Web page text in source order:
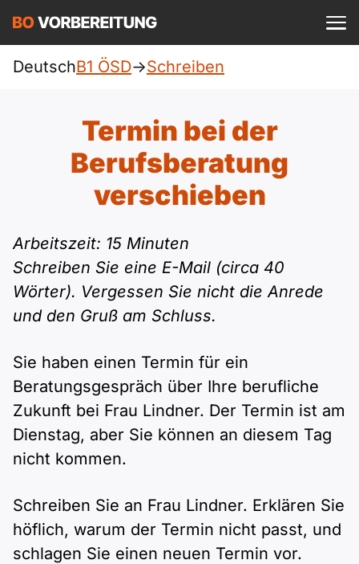
ÖSD
Allgemein
telc
Goethe
Pflege (telc)
Ukrainisch
Russisch
Polnisch
A1 Allgemein
A1 telc
A1 Goethe
A2 Allgemein
A2 DTZ
A2 telc
A2 ÖIF
B1 Allgemein
B1 DTZ
B1 telc
B1 Goethe
B1 ÖSD
B2
B2 Allgemein
B2 Beruf
B2 telc
B2 Goethe
Blog
Mehr Tools
Online-Kurse
Spiele
Einloggen ist kostenlos?
DeutschB1 ÖSD->Schreiben
Termin bei der
Berufsberatung
verschieben
Arbeitszeit: 15 Minuten
Schreiben Sie eine E-Mail (circa 40
Wörter). Vergessen Sie nicht die Anrede
und den Gruß am Schluss.
Sie haben einen Termin für ein
Beratungsgespräch über Ihre berufliche
Zukunft bei Frau Lindner. Der Termin ist am
Dienstag, aber Sie können an diesem Tag
nicht kommen.
Schreiben Sie an Frau Lindner. Erklären Sie
höflich, warum der Termin nicht passt, und
schlagen Sie einen neuen Termin vor.